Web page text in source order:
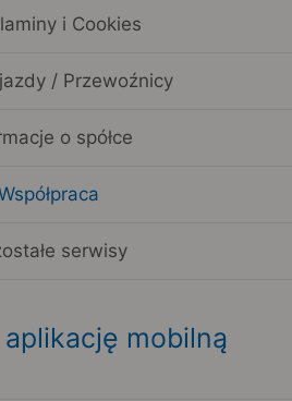
i Cookies
jazdy / Przewoźnicy
o spółce
serwisy
mobilną